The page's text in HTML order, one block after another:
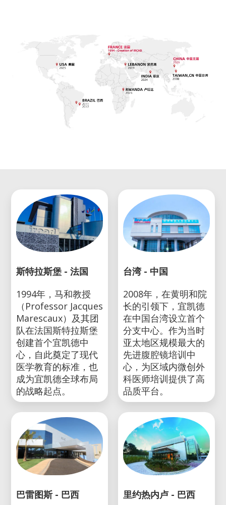
斯特拉斯堡 - 法国
1994年，马和教授
（Professor Jacques
Marescaux）及其团
队在法国斯特拉斯堡
创建首个宜凯德中
心，自此奠定了现代
医学教育的标准，也
成为宜凯德全球布局
的战略起点。
巴雷图斯 - 巴西
台湾 - 中国
2008年，在黄明和院
长的引领下，宜凯德
在中国台湾设立首个
分支中心。作为当时
亚太地区规模最大的
先进腹腔镜培训中
心，为区域内微创外
科医师培训提供了高
品质平台。
里约热内卢 - 巴西